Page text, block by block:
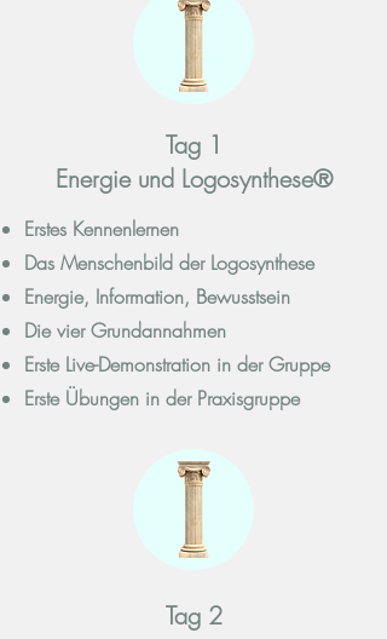
Tag 1
Energie und Logosynthese®
Erstes Kennenlernen
Das Menschenbild der Logosynthese
Energie, Information, Bewusstsein
Die vier Grundannahmen
Erste Live-Demonstration in der Gruppe
Erste Übungen in der Praxisgruppe
Tag 2